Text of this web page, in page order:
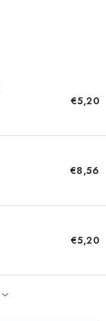
€5,20
€8,56
€5,20